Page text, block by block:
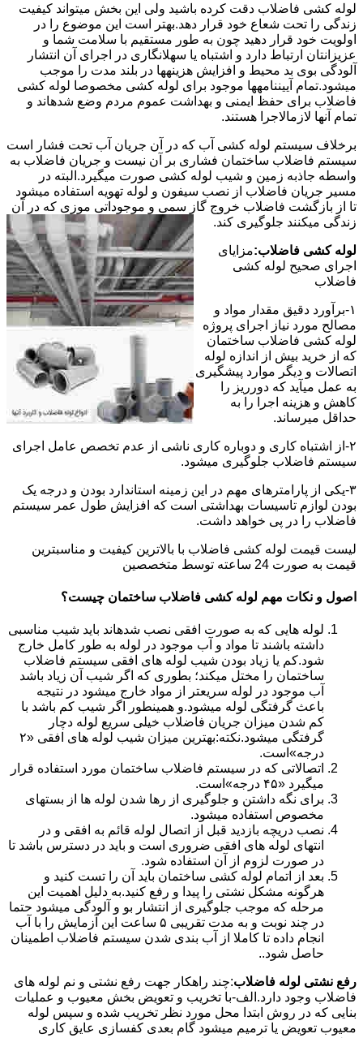
لوله کشی فاضلاب دقت کرده باشید ولی این بخش میتواند کیفیت
زندگی را تحت شعاع خود قرار دهد.بهتر است این موضوع را در
اولویت خود قرار دهید چون به طور مستقیم با سلامت شما و
عزیزانتان ارتباط دارد و اشتباه یا سهلانگاری در اجرای آن انتشار
آلودگی بوی بد محیط و افزایش هزینهها در بلند مدت را موجب
میشود.تمام آییننامهها موجود برای لوله کشی مخصوصا لوله کشی
فاضلاب برای حفظ ایمنی و بهداشت عموم مردم وضع شدهاند و
تمام آنها لازمالاجرا هستند.
برخلاف سیستم لوله کشی آب که در آن جریان آب تحت فشار است
سیستم فاضلاب ساختمان فشاری بر آن نیست و جریان فاضلاب به
واسطه جاذبه زمین و شیب لوله کشی صورت میگیرد.البته در
مسیر جریان فاضلاب از نصب سیفون و لوله تهویه استفاده میشود
تا از بازگشت فاضلاب خروج گاز سمی و موجوداتی موزی که در آن
زندگی میکنند جلوگیری کند.
لوله کشی فاضلاب:مزایای
اجرای صحیح لوله کشی
فاضلاب
۱-برآورد دقیق مقدار مواد و
مصالح مورد نیاز اجرای پروژه
لوله کشی فاضلاب ساختمان
که از خرید بیش از اندازه لوله
اتصالات و دیگر موارد پیشگیری
به عمل میآید که دورریز را
کاهش و هزینه اجرا را به
حداقل میرساند.
۲-از اشتباه کاری و دوباره کاری ناشی از عدم تخصص عامل اجرای
سیستم فاضلاب جلوگیری میشود.
۳-یکی از پارامترهای مهم در این زمینه استاندارد بودن و درجه یک
بودن لوازم تاسیسات بهداشتی است که افزایش طول عمر سیستم
فاضلاب را در پی خواهد داشت.
لیست قیمت لوله کشی فاضلاب با بالاترین کیفیت و مناسبترین
قیمت به صورت 24 ساعته توسط متخصصین
اصول و نکات مهم لوله کشی فاضلاب ساختمان چیست؟
لوله هایی که به صورت افقی نصب شدهاند باید شیب مناسبی
داشته باشند تا مواد و آب موجود در لوله به طور کامل خارج
شود.کم یا زیاد بودن شیب لوله های افقی سیستم فاضلاب
ساختمان را مختل میکند؛ بطوری که اگر شیب آن زیاد باشد
آب موجود در لوله سریعتر از مواد خارج میشود در نتیجه
باعث گرفتگی لوله میشود.و همینطور اگر شیب کم باشد با
کم شدن میزان جریان فاضلاب خیلی سریع لوله دچار
گرفتگی میشود.نکته:بهترین میزان شیب لوله های افقی «۲
درجه»است.
اتصالاتی که در سیستم فاضلاب ساختمان مورد استفاده قرار
میگیرد «۴۵ درجه»است.
برای نگه داشتن و جلوگیری از رها شدن لوله ها از بستهای
مخصوص استفاده میشود.
نصب دریچه بازدید قبل از اتصال لوله قائم به افقی و در
انتهای لوله های افقی ضروری است و باید در دسترس باشد تا
در صورت لزوم از آن استفاده شود.
بعد از اتمام لوله کشی ساختمان باید آن را تست کنید و
هرگونه مشکل نشتی را پیدا و رفع کنید.به دلیل اهمیت این
مرحله که موجب جلوگیری از انتشار بو و آلودگی میشود حتما
در چند نوبت و به مدت تقریبی ۵ ساعت این آزمایش را با آب
انجام داده تا کاملا از آب بندی شدن سیستم فاضلاب اطمینان
حاصل شود..
رفع نشتی لوله فاضلاب:چند راهکار جهت رفع نشتی و نم لوله های
فاضلاب وجود دارد.الف-با تخریب و تعویض بخش معیوب و عملیات
بنایی که در روش ابتدا محل مورد نظر تخریب شده و سپس لوله
معیوب تعویض یا ترمیم میشود گام بعدی کفسازی عایق کاری